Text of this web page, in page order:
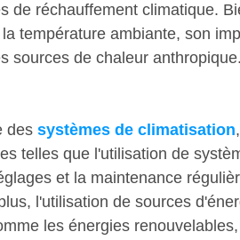
de réchauffement climatique.
température ambiante, son
sources de chaleur anthropique.
des systèmes de climatisation
telles que l'utilisation de
et la maintenance
l'utilisation de sources
les énergies